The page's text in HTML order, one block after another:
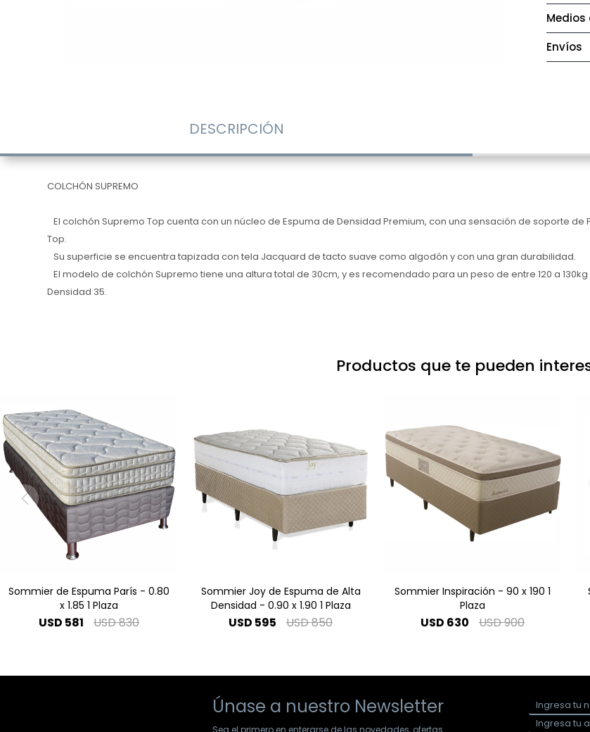
Envíos
DESCRIPCIÓN
COLCHÓN SUPREMO
El colchón Supremo Top cuenta con un núcleo de Espuma de Densidad Premium, con una sensación de soporte
Top.
Su superficie se encuentra tapizada con tela Jacquard de tacto suave como algodón y con una gran durabilidad.
El modelo de colchón Supremo tiene una altura total de 30cm, y es recomendado para un peso de entre 120 a
Densidad 35.
Productos que te pueden
Sommier de Espuma París - 0.80
x 1.85 1 Plaza
USD 581 USD830
Sommier Joy de Espuma de Alta
Densidad - 0.90 x 1.90 1 Plaza
USD 595 USD850
Sommier Inspiración - 90 x 190 1
Plaza
USD 630 USD900
Únase a nuestro Newsletter
Sea el primero en enterarse de las novedades, ofertas